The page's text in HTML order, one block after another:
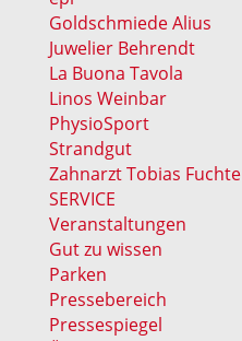
Goldschmiede Alius
Juwelier Behrendt
La Buona Tavola
Linos Weinbar
PhysioSport
Strandgut
Zahnarzt Tobias Fuchte
SERVICE
Veranstaltungen
Gut zu wissen
Parken
Pressebereich
Pressespiegel